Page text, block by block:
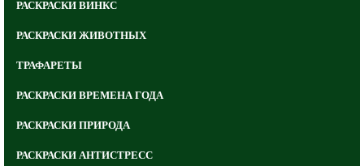
РАСКРАСКИ ВИНКС
РАСКРАСКИ ЖИВОТНЫХ
ТРАФАРЕТЫ
РАСКРАСКИ ВРЕМЕНА ГОДА
РАСКРАСКИ ПРИРОДА
РАСКРАСКИ АНТИСТРЕСС